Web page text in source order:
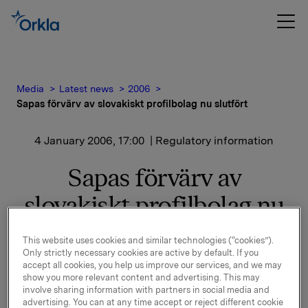
Media Latest news
2006
Sapas förvärv av slovakiskt profilbolag nu slutfört
4 January 2006, 17:00 | Regulatory information
Sapas förvärv av
slovakiskt profilbolag nu
slutfört
Alufinal, som är beläget i Ziar nad Hronom, har en
stark position på den slovakiska och tjeckiska
marknaden med en omsättning på 35 miljoner Euro
This website uses cookies and similar technologies (“cookies”).
Only strictly necessary cookies are active by default. If you
accept all cookies, you help us improve our services, and we may
show you more relevant content and advertising. This may
involve sharing information with partners in social media and
advertising. You can at any time accept or reject different cookie